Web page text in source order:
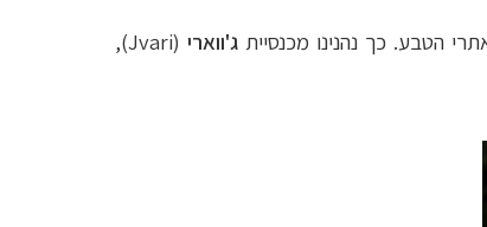
הטבע. כך נהנינו מכנסיית ג'ווארי(
Jvari
),